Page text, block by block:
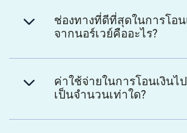
ช่องทางที่ดีที่สุดในการโอน
จากนอร์เวย์คืออะไร?
ค่าใช้จ่ายในการโอนเงินไ
เป็นจำนวนเท่าใด?